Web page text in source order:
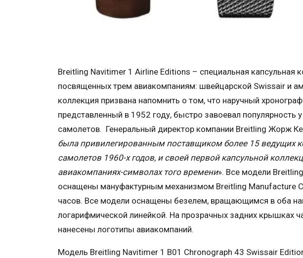
Breitling Navitimer 1 Airline Editions – специальная капсульная
посвященных трем авиакомпаниям: швейцарской Swissair и
коллекция призвана напомнить о том, что наручный
представленный в 1952 году, быстро завоевал популярность
самолетов. Генеральный директор компании Breitling Жорж
была привилегированным поставщиком более 15 ведущих
самолетов 1960-х годов, и своей первой капсульной
авиакомпаниях-символах того времени». Все модели
оснащены мануфактурным механизмом Breitling Manufacture
часов. Все модели оснащены безелем, вращающимся в оба
логарифмической линейкой. На прозрачных задних крышках
нанесены логотипы авиакомпаний.
Модель Breitling Navitimer 1 B01 Chronograph 43 Swissair